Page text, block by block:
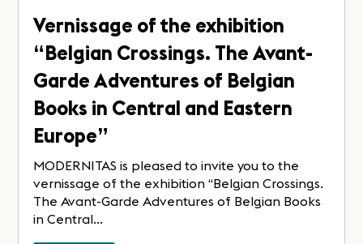
Vernissage of the exhibition
“Belgian Crossings. The Avant-
Garde Adventures of Belgian
Books in Central and Eastern
Europe”
MODERNITAS is pleased to invite you to the
vernissage of the exhibition “Belgian Crossings.
The Avant-Garde Adventures of Belgian Books
in Central...